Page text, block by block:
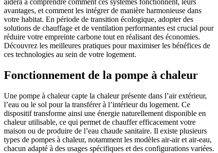
aidera à comprendre comment ces systèmes fonctionnent, leurs
avantages, et comment les intégrer de manière harmonieuse dans
votre habitat. En période de transition écologique, adopter des
solutions de chauffage et de ventilation performantes est crucial pour
réduire votre empreinte carbone tout en réalisant des économies.
Découvrez les meilleures pratiques pour maximiser les bénéfices de
ces technologies au sein de votre logement.
Fonctionnement de la pompe à chaleur
Une pompe à chaleur capte la chaleur présente dans l’air extérieur,
l’eau ou le sol pour la transférer à l’intérieur du logement. Ce
dispositif transforme ainsi une énergie naturellement disponible en
chaleur utilisable, ce qui permet de chauffer efficacement votre
maison ou de produire de l’eau chaude sanitaire. Il existe plusieurs
types de pompes à chaleur, notamment les modèles air-air et air-eau,
chacun adapté à des usages spécifiques et des configurations variées.